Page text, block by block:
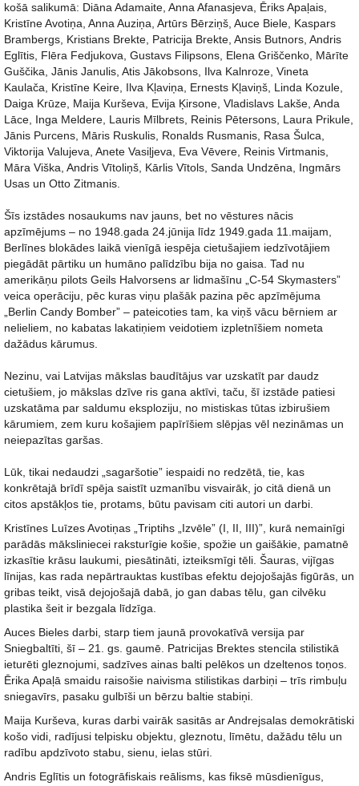
košā salikumā: Diāna Adamaite, Anna Afanasjeva, Ēriks Apaļais,
Kristīne Avotiņa, Anna Auziņa, Artūrs Bērziņš, Auce Biele, Kaspars
Brambergs, Kristians Brekte, Patricija Brekte, Ansis Butnors, Andris
Eglītis, Flēra Fedjukova, Gustavs Filipsons, Elena Griščenko, Mārīte
Guščika, Jānis Janulis, Atis Jākobsons, Ilva Kalnroze, Vineta
Kaulača, Kristīne Keire, Ilva Kļaviņa, Ernests Kļaviņš, Linda Kozule,
Daiga Krūze, Maija Kurševa, Evija Ķirsone, Vladislavs Lakše, Anda
Lāce, Inga Meldere, Lauris Mīlbrets, Reinis Pētersons, Laura Prikule,
Jānis Purcens, Māris Ruskulis, Ronalds Rusmanis, Rasa Šulca,
Viktorija Valujeva, Anete Vasiļjeva, Eva Vēvere, Reinis Virtmanis,
Māra Viška, Andris Vītoliņš, Kārlis Vītols, Sanda Undzēna, Ingmārs
Usas un Otto Zitmanis.
Šīs izstādes nosaukums nav jauns, bet no vēstures nācis
apzīmējums – no 1948.gada 24.jūnija līdz 1949.gada 11.maijam,
Berlīnes blokādes laikā vienīgā iespēja cietušajiem iedzīvotājiem
piegādāt pārtiku un humāno palīdzību bija no gaisa. Tad nu
amerikāņu pilots Geils Halvorsens ar lidmašīnu „C-54 Skymasters”
veica operāciju, pēc kuras viņu plašāk pazina pēc apzīmējuma
„Berlin Candy Bomber” – pateicoties tam, ka viņš vācu bērniem ar
nelieliem, no kabatas lakatiņiem veidotiem izpletnīšiem nometa
dažādus kārumus.
Nezinu, vai Latvijas mākslas baudītājus var uzskatīt par daudz
cietušiem, jo mākslas dzīve ris gana aktīvi, taču, šī izstāde patiesi
uzskatāma par saldumu eksploziju, no mistiskas tūtas izbirušiem
kārumiem, zem kuru košajiem papīrīšiem slēpjas vēl nezināmas un
neiepazītas garšas.
Lūk, tikai nedaudzi „sagaršotie” iespaidi no redzētā, tie, kas
konkrētajā brīdī spēja saistīt uzmanību visvairāk, jo citā dienā un
citos apstākļos tie, protams, būtu pavisam citi autori un darbi.
Kristīnes Luīzes Avotiņas „Triptihs „Izvēle” (I, II, III)”, kurā nemainīgi
parādās māksliniecei raksturīgie košie, spožie un gaišākie, pamatnē
izkasītie krāsu laukumi, piesātināti, izteiksmīgi tēli. Šauras, vijīgas
līnijas, kas rada nepārtrauktas kustības efektu dejojošajās figūrās, un
gribas teikt, visā dejojošajā dabā, jo gan dabas tēlu, gan cilvēku
plastika šeit ir bezgala līdzīga.
Auces Bieles darbi, starp tiem jaunā provokatīvā versija par
Sniegbaltīti, šī – 21. gs. gaumē. Patricijas Brektes stencila stilistikā
ieturēti gleznojumi, sadzīves ainas balti pelēkos un dzeltenos toņos.
Ērika Apaļā smaidu raisošie naivisma stilistikas darbiņi – trīs rimbuļu
sniegavīrs, pasaku gulbīši un bērzu baltie stabiņi.
Maija Kurševa, kuras darbi vairāk sasitās ar Andrejsalas demokrātiski
košo vidi, radījusi telpisku objektu, gleznotu, līmētu, dažādu tēlu un
radību apdzīvoto stabu, sienu, ielas stūri.
Andris Eglītis un fotogrāfiskais reālisms, kas fiksē mūsdienīgus,